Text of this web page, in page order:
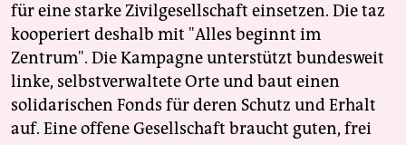
für eine starke Zivilgesellschaft einsetzen. Die taz
kooperiert deshalb mit "Alles beginnt im
Zentrum". Die Kampagne unterstützt bundesweit
linke, selbstverwaltete Orte und baut einen
solidarischen Fonds für deren Schutz und Erhalt
auf. Eine offene Gesellschaft braucht guten, frei